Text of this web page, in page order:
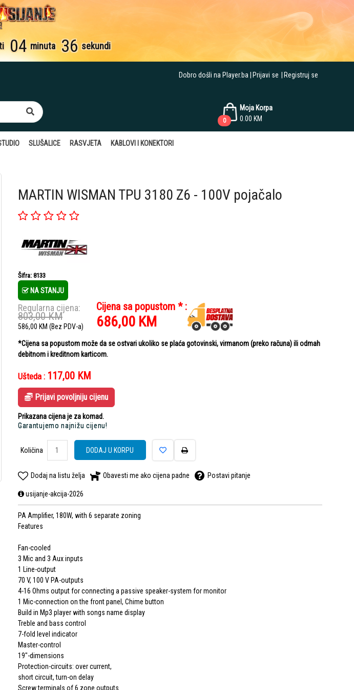
04 minuta 36 sekundi
Dobro došli na Player.ba Prijavi se Registruj se
Moja Korpa
0.00 KM
0
SLUŠALICE RASVJETA KABLOVI I KONEKTORI
MARTIN WISMAN TPU 3180 Z6 - 100V pojačalo
Šifra: 8133
NA STANJU
Regularna cijena:
803,00KM
586,00 KM (Bez PDV-a)
Cijena sa popustom * :
686,00 KM
*Cijena sa popustom može da se ostvari ukoliko se plaća gotovinski, virmanom (preko računa) ili odmah
debitnom i kreditnom karticom.
Ušteda : 117,00 KM
Prijavi povoljniju cijenu
Prikazana cijena je za komad.
Garantujemo najnižu cijenu!
Količina DODAJ U KORPU
Dodaj na listu želja Obavesti me ako cijena padne Postavi pitanje
usijanje-akcija-2026
PA Amplifier, 180W, with 6 separate zoning
Features
Fan-cooled
3 Mic and 3 Aux inputs
1 Line-output
70 V, 100 V PA-outputs
4-16 Ohms output for connecting a passive speaker-system for monitor
1 Mic-connection on the front panel, Chime button
Build in Mp3 player with songs name display
Treble and bass control
7-fold level indicator
Master-control
19"-dimensions
Protection-circuits: over current,
short circuit, turn-on delay
Screw terminals of 6 zone outputs